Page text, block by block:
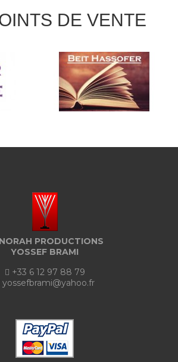
DE VENTE
PRODUCTIONS
YOSSEF BRAMI
+33 6 12 97 88 79
yossefbrami@yahoo.fr